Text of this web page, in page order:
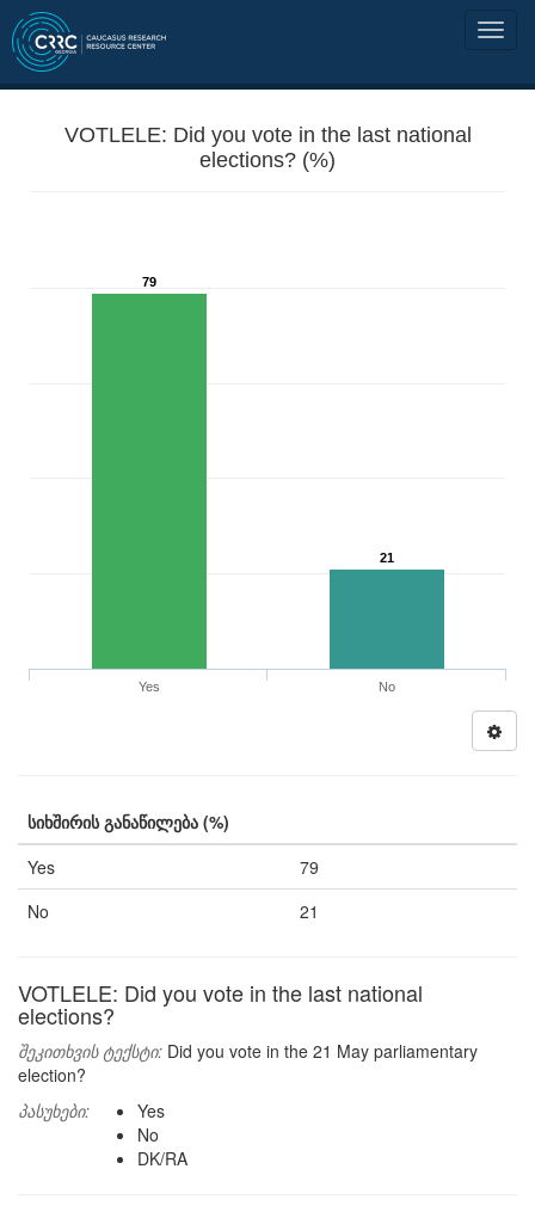
VOTLELE: Did you vote in the last national
elections? (%)
79
21
Yes No
სიხშირის განაწილება (%)
Yes
79
No
21
VOTLELE: Did you vote in the last national
elections?
შეკითხვის ტექსტი: Did you vote in the 21 May parliamentary
election?
პასუხები:
Yes
No
DK/RA